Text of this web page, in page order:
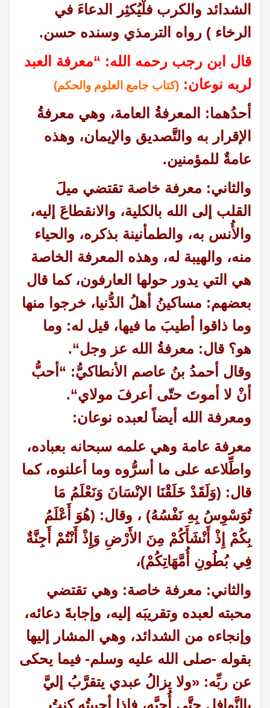
الشدائد والكرب فلْيُكثِر الدعاءَ في
الرخاء ) رواه الترمذي وسنده حسن.
قال ابن رجب رحمه الله: “معرفة العبد
لربه نوعان: (كتاب جامع العلوم والحكم)
أحدُهما: المعرفةُ العامة، وهي معرفةُ
الإقرار به والتَّصديق والإيمان، وهذه
عامةٌ للمؤمنين.
والثاني: معرفة خاصة تقتضي ميلَ
القلب إلى الله بالكلية، والانقطاعَ إليه،
والأُنس به، والطمأنينة بذكره، والحياء
منه، والهيبة له، وهذه المعرفة الخاصة
هي التي يدور حولها العارفون، كما قال
بعضهم: مساكينُ أهلُ الدُّنيا، خرجوا منها
وما ذاقوا أطيبَ ما فيها، قيل له: وما
هو؟ قال: معرفةُ الله عز وجل“.
وقال أحمدُ بنُ عاصم الأنطاكيُّ: “ أحبُّ
أنْ لا أموتَ حتّى أعرفَ مولاي“.
ومعرفة الله أيضاً لعبده نوعان:
معرفة عامة وهي علمه سبحانه بعباده،
واطِّلاعه على ما أسرُّوه وما أعلنوه، كما
قال: (وَلَقَدْ خَلَقْنَا الإنْسَانَ وَنَعْلَمُ مَا
تُوَسْوِسُ بِهِ نَفْسُهُ) ، وقال: (هُوَ أَعْلَمُ
بِكُمْ إِذْ أَنْشَأَكُمْ مِنَ الأَرْضِ وَإِذْ أَنْتُمْ أَجِنَّةٌ
فِي بُطُونِ أُمَّهَاتِكُمْ)،
والثاني: معرفة خاصة: وهي تقتضي
محبته لعبده وتقريبَه إليه، وإجابةَ دعائه،
وإنجاءه من الشدائد، وهي المشار إليها
بقوله -صلى الله عليه وسلم- فيما يحكى
عن ربِّه: «ولا يزالُ عبدي يتقرَّبُ إليَّ
بالنَّوافِل حتَّى أُحِبَّه، فإذا أحببتُه كنتُ